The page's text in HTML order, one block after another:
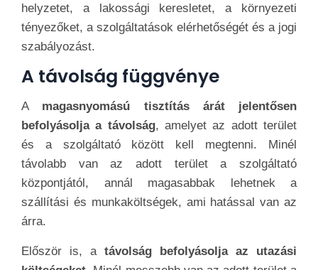
helyzetet, a lakossági keresletet, a környezeti
tényezőket, a szolgáltatások elérhetőségét és a jogi
szabályozást.
A távolság függvénye
A magasnyomású tisztítás árát jelentősen
befolyásolja a távolság, amelyet az adott terület
és a szolgáltató között kell megtenni. Minél
távolabb van az adott terület a szolgáltató
központjától, annál magasabbak lehetnek a
szállítási és munkaköltségek, ami hatással van az
árra.
Először is, atávolság befolyásolja az utazási